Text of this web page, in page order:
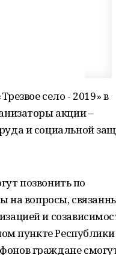
село - 2019» в
акции –
и социальной
позвонить по
на вопросы,
и
пункте Республики
граждане